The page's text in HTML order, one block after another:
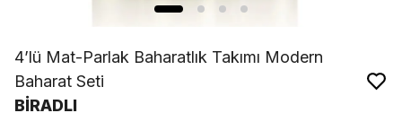
4’lü Mat-Parlak Baharatlık Takımı Modern
Baharat Seti
BİRADLI